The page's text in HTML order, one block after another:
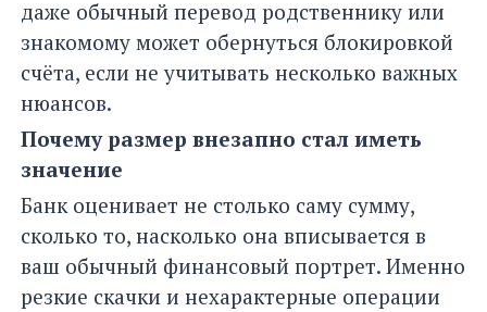
даже обычный перевод родственнику или
знакомому может обернуться блокировкой
счёта, если не учитывать несколько важных
нюансов.
Почему размер внезапно стал иметь
значение
Банк оценивает не столько саму сумму,
сколько то, насколько она вписывается в
ваш обычный финансовый портрет. Именно
резкие скачки и нехарактерные операции